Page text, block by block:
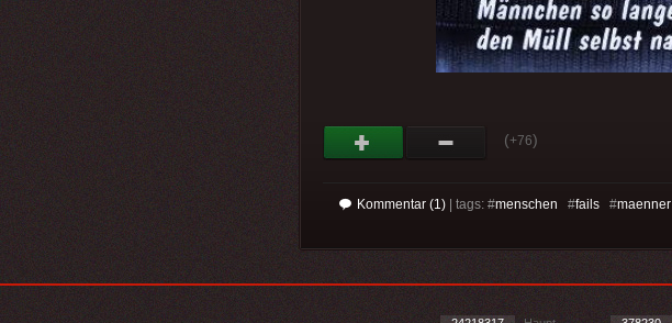
(+76)
Kommentar (1) | tags: #menschen #fails #maenner